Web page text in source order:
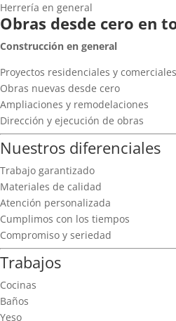
Herrería en general
Obras desde cero en
Construcción en general
Proyectos residenciales y comerciales
Obras nuevas desde cero
Ampliaciones y remodelaciones
Dirección y ejecución de obras
Nuestros diferenciales
Trabajo garantizado
Materiales de calidad
Atención personalizada
Cumplimos con los tiempos
Compromiso y seriedad
Trabajos
Cocinas
Baños
Yeso